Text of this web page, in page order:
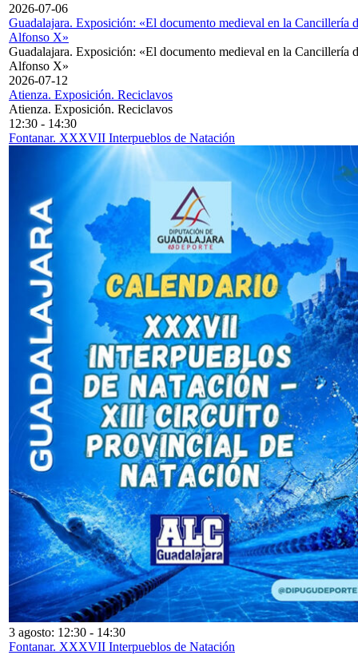
2026-07-06
Guadalajara. Exposición: «El documento medieval en la Cancillería
Alfonso X»
Guadalajara. Exposición: «El documento medieval en la Cancillería
Alfonso X»
2026-07-12
Atienza. Exposición. Reciclavos
Atienza. Exposición. Reciclavos
12:30 - 14:30
Fontanar. XXXVII Interpueblos de Natación
3 agosto: 12:30 - 14:30
Fontanar. XXXVII Interpueblos de Natación